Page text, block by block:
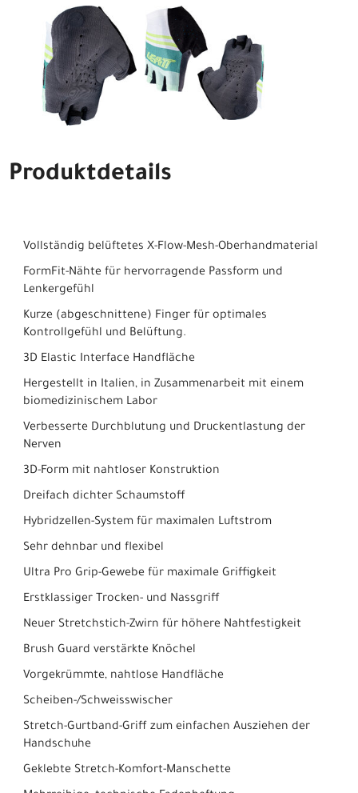
Produktdetails
Vollständig belüftetes X-Flow-Mesh-Oberhandmaterial
FormFit-Nähte für hervorragende Passform und
Lenkergefühl
Kurze (abgeschnittene) Finger für optimales
Kontrollgefühl und Belüftung.
3D Elastic Interface Handfläche
Hergestellt in Italien, in Zusammenarbeit mit einem
biomedizinischem Labor
Verbesserte Durchblutung und Druckentlastung der
Nerven
3D-Form mit nahtloser Konstruktion
Dreifach dichter Schaumstoff
Hybridzellen-System für maximalen Luftstrom
Sehr dehnbar und flexibel
Ultra Pro Grip-Gewebe für maximale Griffigkeit
Erstklassiger Trocken- und Nassgriff
Neuer Stretchstich-Zwirn für höhere Nahtfestigkeit
Brush Guard verstärkte Knöchel
Vorgekrümmte, nahtlose Handfläche
Scheiben-/Schweisswischer
Stretch-Gurtband-Griff zum einfachen Ausziehen der
Handschuhe
Geklebte Stretch-Komfort-Manschette